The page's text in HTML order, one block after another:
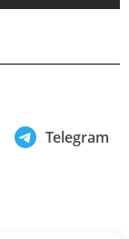
Telegram